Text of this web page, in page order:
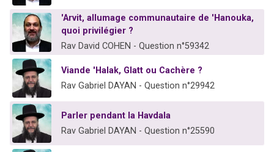
'Arvit, allumage communautaire de 'Hanouka,
quoi privilégier ?
Rav David COHEN - Question n°59342
Viande 'Halak, Glatt ou Cachère ?
Rav Gabriel DAYAN - Question n°29942
Parler pendant la Havdala
Rav Gabriel DAYAN - Question n°25590